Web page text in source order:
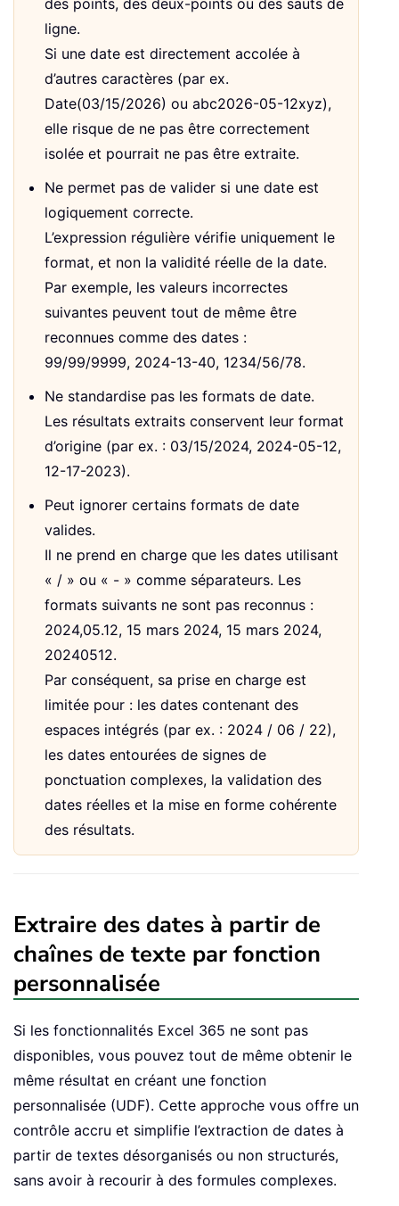
des points, des deux-points ou des sauts de
ligne.
Si une date est directement accolée à
d’autres caractères (par ex.
Date(03/15/2026) ou abc2026-05-12xyz),
elle risque de ne pas être correctement
isolée et pourrait ne pas être extraite.
Ne permet pas de valider si une date est
logiquement correcte.
L’expression régulière vérifie uniquement le
format, et non la validité réelle de la date.
Par exemple, les valeurs incorrectes
suivantes peuvent tout de même être
reconnues comme des dates :
99/99/9999, 2024-13-40, 1234/56/78.
Ne standardise pas les formats de date.
Les résultats extraits conservent leur format
d’origine (par ex. : 03/15/2024, 2024-05-12,
12-17-2023).
Peut ignorer certains formats de date
valides.
Il ne prend en charge que les dates utilisant
« / » ou « - » comme séparateurs. Les
formats suivants ne sont pas reconnus :
2024,05.12, 15 mars 2024, 15 mars 2024,
20240512.
Par conséquent, sa prise en charge est
limitée pour : les dates contenant des
espaces intégrés (par ex. : 2024 / 06 / 22),
les dates entourées de signes de
ponctuation complexes, la validation des
dates réelles et la mise en forme cohérente
des résultats.
Extraire des dates à partir de
chaînes de texte par fonction
personnalisée
Si les fonctionnalités Excel 365 ne sont pas
disponibles, vous pouvez tout de même obtenir le
même résultat en créant une fonction
personnalisée (UDF). Cette approche vous offre un
contrôle accru et simplifie l’extraction de dates à
partir de textes désorganisés ou non structurés,
sans avoir à recourir à des formules complexes.